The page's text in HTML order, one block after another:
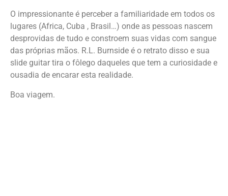
O impressionante é perceber a familiaridade em todos os
lugares (Africa, Cuba , Brasil…) onde as pessoas nascem
desprovidas de tudo e constroem suas vidas com sangue
das próprias mãos. R.L. Burnside é o retrato disso e sua
slide guitar tira o fôlego daqueles que tem a curiosidade e
ousadia de encarar esta realidade.
Boa viagem.